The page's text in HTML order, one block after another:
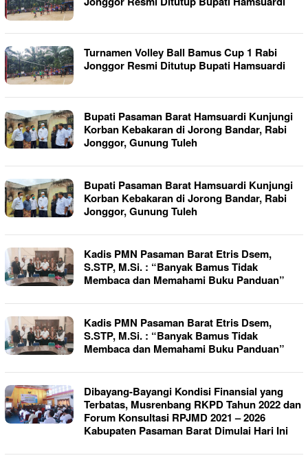
Turnamen Volley Ball Bamus Cup 1 Rabi
Jonggor Resmi Ditutup Bupati Hamsuardi
Bupati Pasaman Barat Hamsuardi Kunjungi
Korban Kebakaran di Jorong Bandar, Rabi
Jonggor, Gunung Tuleh
Bupati Pasaman Barat Hamsuardi Kunjungi
Korban Kebakaran di Jorong Bandar, Rabi
Jonggor, Gunung Tuleh
Kadis PMN Pasaman Barat Etris Dsem,
S.STP, M.Si. : “Banyak Bamus Tidak
Membaca dan Memahami Buku Panduan”
Kadis PMN Pasaman Barat Etris Dsem,
S.STP, M.Si. : “Banyak Bamus Tidak
Membaca dan Memahami Buku Panduan”
Dibayang-Bayangi Kondisi Finansial yang
Terbatas, Musrenbang RKPD Tahun 2022 dan
Forum Konsultasi RPJMD 2021 – 2026
Kabupaten Pasaman Barat Dimulai Hari Ini